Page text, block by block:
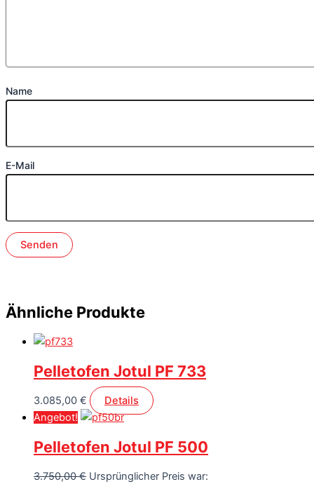
Name
E-Mail
Ähnliche Produkte
Pelletofen Jotul PF 733
3.085,00 €
Details
Angebot!
Pelletofen Jotul PF 500
3.750,00€ Ursprünglicher Preis war: